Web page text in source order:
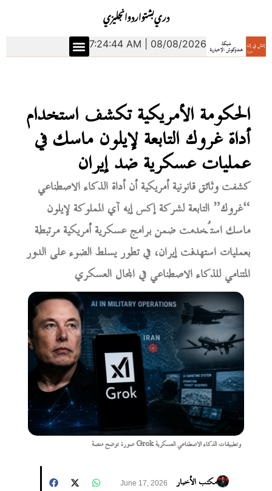
انجليزياردوبشتودري
7:24:45 AM | 08/08/2026
الحكومة الأمريكية تكشف استخدام
أداة غروك التابعة لإيلون ماسك في
عمليات عسكرية ضد إيران
كشفت وثائق قانونية أمريكية أن أداة الذكاء الاصطناعي
“غروك” التابعة لشركة إكس إيه آي المملوكة لإيلون
ماسك استُخدمت ضمن برامج عسكرية أمريكية مرتبطة
بعمليات استهدفت إيران، في تطور يسلط الضوء على الدور
المتنامي للذكاء الاصطناعي في المجال العسكري
صورة توضح منصة Grok وتطبيقات الذكاء الاصطناعي العسكرية
مكتب الأخبار June 17, 2026